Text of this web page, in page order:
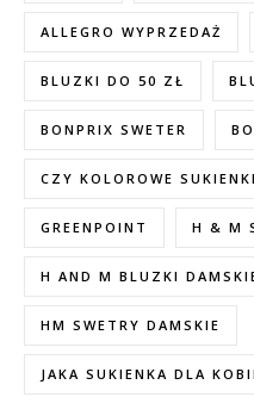
ALLEGRO WYPRZEDAŻ
BLUZKI DO 50 ZŁ
BONPRIX SWETER
CZY KOLOROWE
GREENPOINT H & M
H AND M BLUZKI
HM SWETRY DAMSKIE
JAKA SUKIENKA DLA